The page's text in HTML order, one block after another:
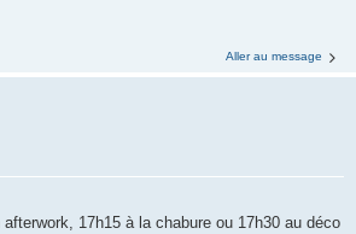
Aller au message
17h15 à la chabure ou 17h30 au déco